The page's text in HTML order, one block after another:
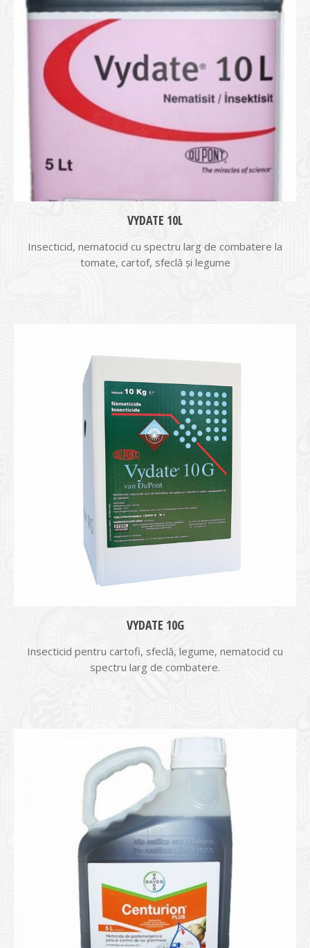
VYDATE 10L
Insecticid, nematocid cu spectru larg de combatere la
tomate, cartof, sfeclă şi legume
VYDATE 10G
Insecticid pentru cartofi, sfeclă, legume, nematocid cu
spectru larg de combatere.